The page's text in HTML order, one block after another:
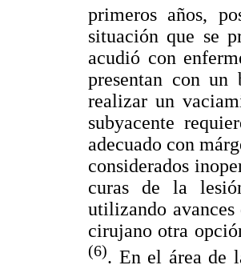
primeros años,
situación que se
acudió con
presentan con un
realizar un
subyacente
adecuado con
considerados
curas de la
utilizando
cirujano otra
(6). En el área de